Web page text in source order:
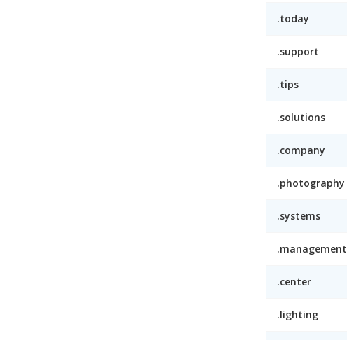
.today
.support
.tips
.solutions
.company
.photography
.systems
.management
.center
.lighting